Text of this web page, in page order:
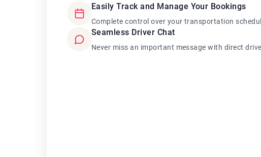
Easily Track and Manage Your Bookings
Complete control over your transportation
Seamless Driver Chat
Never miss an important message with direct